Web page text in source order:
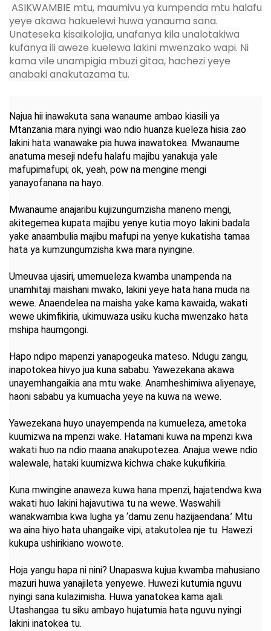
ASIKWAMBIE mtu, maumivu ya kumpenda mtu halafu
yeye akawa hakuelewi huwa yanauma sana.
Unateseka kisaikolojia, unafanya kila unalotakiwa
kufanya ili aweze kuelewa lakini mwenzako wapi. Ni
kama vile unampigia mbuzi gitaa, hachezi yeye
anabaki anakutazama tu.
Najua hii inawakuta sana wanaume ambao kiasili ya
Mtanzania mara nyingi wao ndio huanza kueleza hisia zao
lakini hata wanawake pia huwa inawatokea. Mwanaume
anatuma meseji ndefu halafu majibu yanakuja yale
mafupimafupi; ok, yeah, pow na mengine mengi
yanayofanana na hayo.
Mwanaume anajaribu kujizungumzisha maneno mengi,
akitegemea kupata majibu yenye kutia moyo lakini badala
yake anaambulia majibu mafupi na yenye kukatisha tamaa
hata ya kumzungumzisha kwa mara nyingine.
Umeuvaa ujasiri, umemueleza kwamba unampenda na
unamhitaji maishani mwako, lakini yeye hata hana muda na
wewe. Anaendelea na maisha yake kama kawaida, wakati
wewe ukimfikiria, ukimuwaza usiku kucha mwenzako hata
mshipa haumgongi.
Hapo ndipo mapenzi yanapogeuka mateso. Ndugu zangu,
inapotokea hivyo jua kuna sababu. Yawezekana akawa
unayemhangaikia ana mtu wake. Anamheshimiwa aliyenaye,
haoni sababu ya kumuacha yeye na kuwa na wewe.
Yawezekana huyo unayempenda na kumueleza, ametoka
kuumizwa na mpenzi wake. Hatamani kuwa na mpenzi kwa
wakati huo na ndio maana anakupotezea. Anajua wewe ndio
walewale, hataki kuumizwa kichwa chake kukufikiria.
Kuna mwingine anaweza kuwa hana mpenzi, hajatendwa kwa
wakati huo lakini hajavutiwa tu na wewe. Waswahili
wanakwambia kwa lugha ya ‘damu zenu hazijaendana.’ Mtu
wa aina hiyo hata uhangaike vipi, atakutolea nje tu. Hawezi
kukupa ushirikiano wowote.
Hoja yangu hapa ni nini? Unapaswa kujua kwamba mahusiano
mazuri huwa yanajileta yenyewe. Huwezi kutumia nguvu
nyingi sana kulazimisha. Huwa yanatokea kama ajali.
Utashangaa tu siku ambayo hujatumia hata nguvu nyingi
lakini inatokea tu.